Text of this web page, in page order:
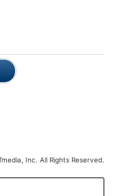
Inc. All Rights Reserved.